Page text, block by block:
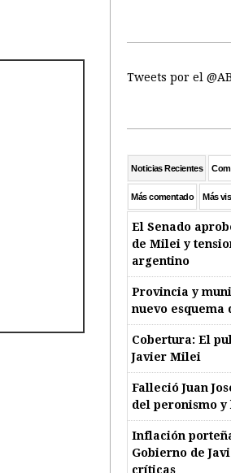
Tweets por el
Noticias Recientes
Más comentado Más
El Senado
de Milei y
argentino
Provincia y
nuevo
Cobertura: El
Javier Milei
Falleció Juan
del peronismo
Inflación
Gobierno de
críticas